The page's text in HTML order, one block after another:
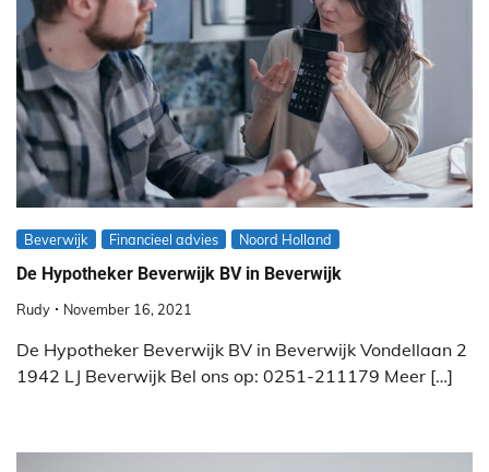
Beverwijk Financieel advies Noord Holland
De Hypotheker Beverwijk BV in Beverwijk
Rudy November 16, 2021
De Hypotheker Beverwijk BV in Beverwijk Vondellaan 2
1942 LJ Beverwijk Bel ons op: 0251-211179 Meer […]